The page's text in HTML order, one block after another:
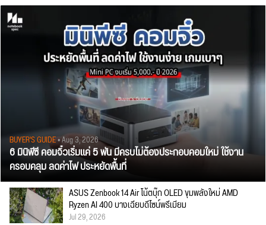
BUYER'S GUIDE• Aug 3, 2026
6 มินิพีซี คอมจิ๋วเริ่มแค่ 5 พัน มีครบไม่ต้องประกอบคอมใหม่ ใช้งาน
ครอบคลุม ลดค่าไฟ ประหยัดพื้นที่
ASUS Zenbook 14 Air โน้ตบุ๊ก OLED ขุมพลังใหม่ AMD
Ryzen AI 400 บางเฉียบดีไซน์พรีเมียม
Jul 29, 2026